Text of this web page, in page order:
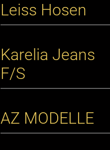
Leiss Hosen
Karelia Jeans
F/S
AZ MODELLE